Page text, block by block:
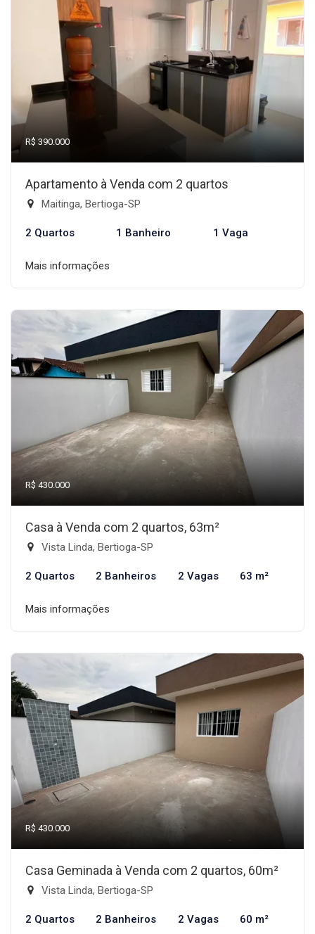
R$ 390.000
Apartamento à Venda com 2 quartos
Maitinga, Bertioga-SP
2 Quartos 1 Banheiro 1 Vaga
Mais informações
R$ 430.000
Casa à Venda com 2 quartos, 63m²
Vista Linda, Bertioga-SP
2 Quartos 2 Banheiros 2 Vagas 63 m²
Mais informações
R$ 430.000
Casa Geminada à Venda com 2 quartos, 60m²
Vista Linda, Bertioga-SP
2 Quartos 2 Banheiros 2 Vagas 60 m²